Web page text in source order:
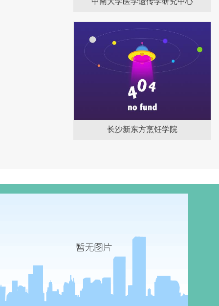
长沙新东方烹饪学院